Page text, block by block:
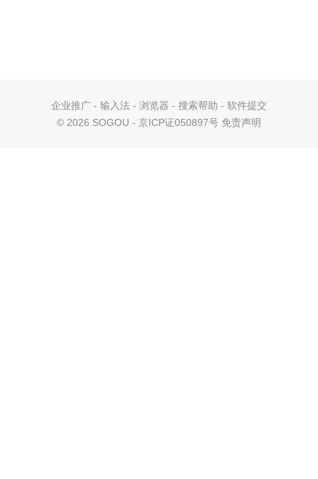
企业推广 - 输入法 - 浏览器 - 搜索帮助 - 软件提交
© 2026 SOGOU - 京ICP证050897号 免责声明